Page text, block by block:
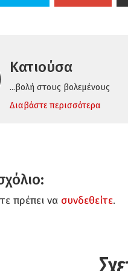
Κατιούσα
...βολή στους βολεμένους
Διαβάστε περισσότερα
πρέπει να συνδεθείτε.